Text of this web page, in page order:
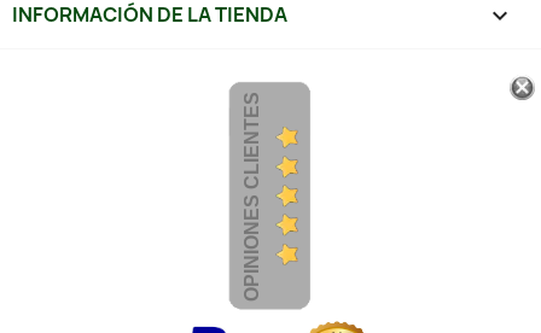
INFORMACIÓN DE LA TIENDA keyboard_arrow_down
OPINIONES CLIENTES